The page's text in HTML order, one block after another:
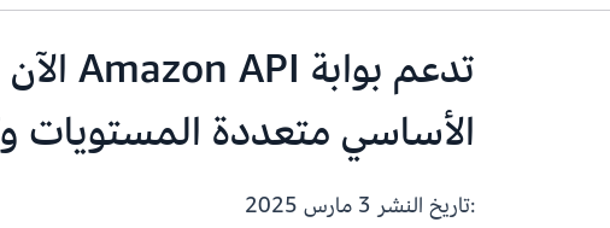
الأساسي متعددة المستويات وWAF في مناطق إضافية
:تاريخ النشر